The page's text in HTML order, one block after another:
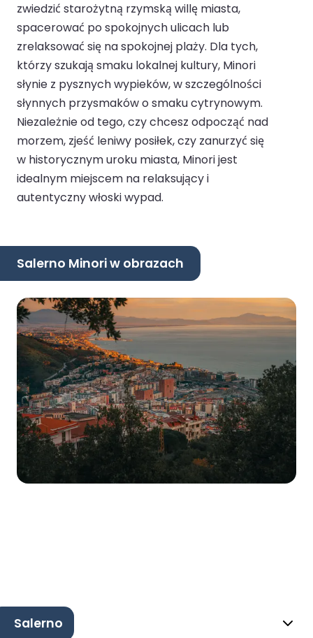
zwiedzić starożytną rzymską willę miasta,
spacerować po spokojnych ulicach lub
zrelaksować się na spokojnej plaży. Dla tych,
którzy szukają smaku lokalnej kultury, Minori
słynie z pysznych wypieków, w szczególności
słynnych przysmaków o smaku cytrynowym.
Niezależnie od tego, czy chcesz odpocząć nad
morzem, zjeść leniwy posiłek, czy zanurzyć się
w historycznym uroku miasta, Minori jest
idealnym miejscem na relaksujący i
autentyczny włoski wypad.
Salerno Minori w obrazach
Salerno